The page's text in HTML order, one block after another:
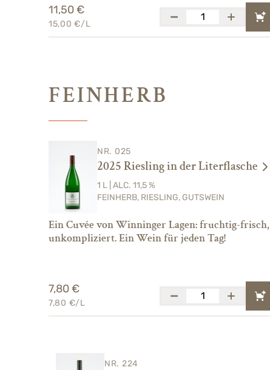
11,50 €
15,00 €/L
FEINHERB
NR. 025
2025 Riesling in der Literflasche
1 L | ALC. 11,5 %
FEINHERB, RIESLING, GUTSWEIN
Ein Cuvée von Winninger Lagen: fruchtig-frisch,
unkompliziert. Ein Wein für jeden Tag!
7,80 €
7,80 €/L
NR. 224